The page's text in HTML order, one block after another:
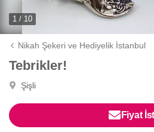
1 / 10
Nikah Şekeri ve Hediyelik İstanbul
Tebrikler!
Şişli
Fiyat